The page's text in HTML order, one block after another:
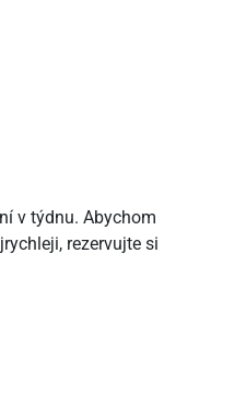
v týdnu. Abychom
rezervujte si